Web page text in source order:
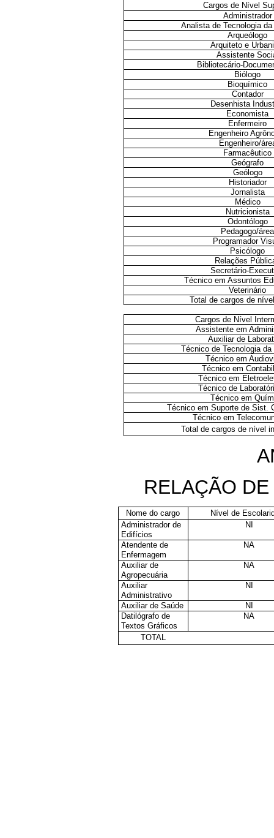
Cargos de Nível
Administrador
Analista de Tecnologia
Arqueólogo
Arquiteto e
Assistente
Bibliotecário-
Biólogo
Bioquímico
Contador
Desenhista
Economista
Enfermeiro
Engenheiro
Engenheiro/
Farmacêutico
Geógrafo
Geólogo
Historiador
Jornalista
Médico
Nutricionista
Odontólogo
Pedagogo/área
Programador
Psicólogo
Relações
Secretário-
Técnico em Assuntos
Veterinário
Total de cargos de
Cargos de Nível
Assistente em
Auxiliar de
Técnico de Tecnologia
Técnico em
Técnico em
Técnico em
Técnico de
Técnico em
Técnico em Suporte de Sist.
Técnico em
Total de cargos de nível
RELAÇÃO
Nome do cargo
Nível de
Administrador de
Edifícios
NI
Atendente de
Enfermagem
NA
Auxiliar de
Agropecuária
NA
Auxiliar
Administrativo
NI
Auxiliar de Saúde
NI
Datilógrafo de
Textos Gráficos
NA
TOTAL